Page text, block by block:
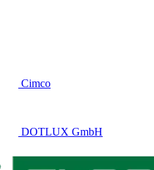
Cimco
DOTLUX GmbH